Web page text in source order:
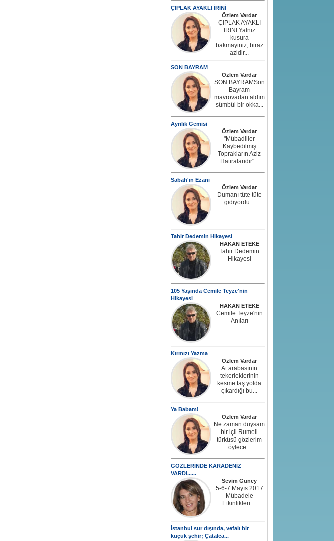
ÇIPLAK AYAKLI İRİNİ
Özlem Vardar
ÇIPLAK AYAKLI
IRINI Yalniz
kusura
bakmayiniz, biraz
azidir...
SON BAYRAM
Özlem Vardar
SON BAYRAMSon
Bayram
mavrovadan aldım
sümbül bir okka...
Ayrılık Gemisi
Özlem Vardar
"Mübadiller
Kaybedilmiş
Toprakların Aziz
Hatıralarıdır"...
Sabah'ın Ezanı
Özlem Vardar
Dumanı tüte tüte
gidiyordu...
Tahir Dedemin Hikayesi
HAKAN ETEKE
Tahir Dedemin
Hikayesi
105 Yaşında Cemile Teyze'nin
Hikayesi
HAKAN ETEKE
Cemile Teyze'nin
Anıları
Kırmızı Yazma
Özlem Vardar
At arabasının
tekerleklerinin
kesme taş yolda
çıkardığı bu...
Ya Babam!
Özlem Vardar
Ne zaman duysam
bir içli Rumeli
türküsü gözlerim
öylece...
GÖZLERİNDE KARADENİZ
VARDI......
Sevim Güney
5-6-7 Mayıs 2017
Mübadele
Etkinlikleri....
İstanbul sur dışında, vefalı bir
küçük şehir; Çatalca...